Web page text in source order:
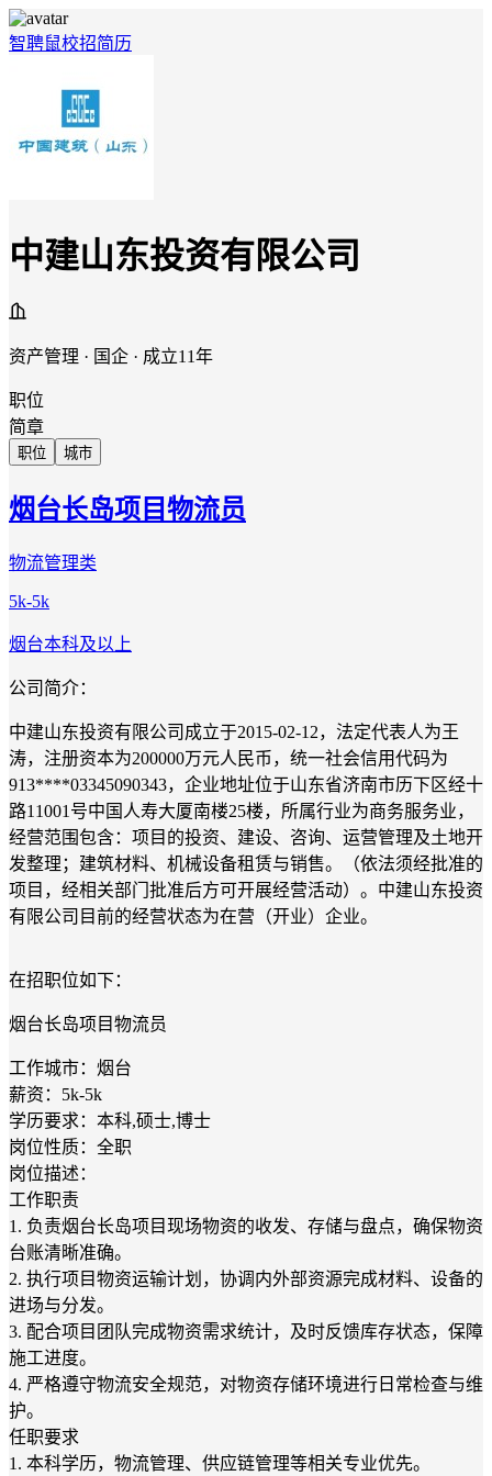
智聘鼠校招简历
中建山东投资有限公司
资产管理 · 国企 · 成立11年
职位
简章
职位 城市
烟台长岛项目物流员
物流管理类
5k-5k
烟台本科及以上
公司简介：
中建山东投资有限公司成立于2015-02-12，法定代表人为王
涛，注册资本为200000万元人民币，统一社会信用代码为
913****03345090343，企业地址位于山东省济南市历下区经十
路11001号中国人寿大厦南楼25楼，所属行业为商务服务业，
经营范围包含：项目的投资、建设、咨询、运营管理及土地开
发整理；建筑材料、机械设备租赁与销售。（依法须经批准的
项目，经相关部门批准后方可开展经营活动）。中建山东投资
有限公司目前的经营状态为在营（开业）企业。
在招职位如下：
烟台长岛项目物流员
工作城市：烟台
薪资：5k-5k
学历要求：本科,硕士,博士
岗位性质：全职
岗位描述：
工作职责
1. 负责烟台长岛项目现场物资的收发、存储与盘点，确保物资
台账清晰准确。
2. 执行项目物资运输计划，协调内外部资源完成材料、设备的
进场与分发。
3. 配合项目团队完成物资需求统计，及时反馈库存状态，保障
施工进度。
4. 严格遵守物流安全规范，对物资存储环境进行日常检查与维
护。
任职要求
1. 本科学历，物流管理、供应链管理等相关专业优先。